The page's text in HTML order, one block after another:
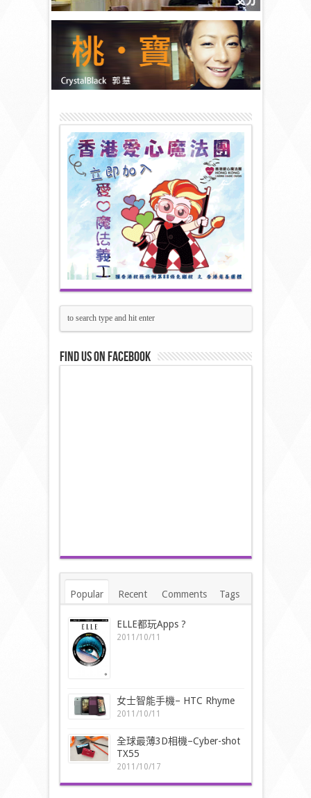
Find us on Facebook
Popular Recent Comments Tags
ELLE都玩Apps ?
2011/10/11
女士智能手機– HTC Rhyme
2011/10/11
全球最薄3D相機–Cyber-shot
TX55
2011/10/17